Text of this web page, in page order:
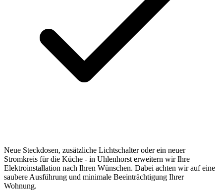
Neue Steckdosen, zusätzliche Lichtschalter oder ein neuer
Stromkreis für die Küche - in Uhlenhorst erweitern wir Ihre
Elektroinstallation nach Ihren Wünschen. Dabei achten wir auf eine
saubere Ausführung und minimale Beeinträchtigung Ihrer
Wohnung.